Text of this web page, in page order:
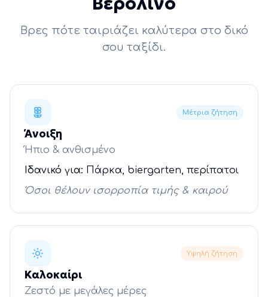
Βρες πότε ταιριάζει καλύτερα στο δικό
σου ταξίδι.
Μέτρια ζήτηση
Άνοιξη
Ήπιο & ανθισμένο
Ιδανικό για: Πάρκα, biergarten, περίπατοι
Όσοι θέλουν ισορροπία τιμής & καιρού
Υψηλή ζήτηση
Καλοκαίρι
Ζεστό με μεγάλες μέρες